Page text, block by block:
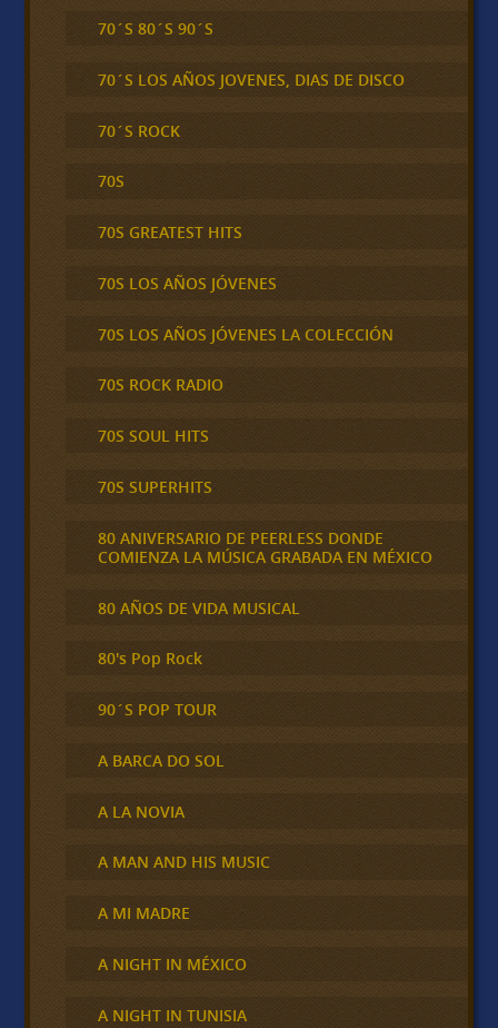
70´S 80´S 90´S
70´S LOS AÑOS JOVENES, DIAS DE DISCO
70´S ROCK
70S
70S GREATEST HITS
70S LOS AÑOS JÓVENES
70S LOS AÑOS JÓVENES LA COLECCIÓN
70S ROCK RADIO
70S SOUL HITS
70S SUPERHITS
80 ANIVERSARIO DE PEERLESS DONDE
COMIENZA LA MÚSICA GRABADA EN MÉXICO
80 AÑOS DE VIDA MUSICAL
80's Pop Rock
90´S POP TOUR
A BARCA DO SOL
A LA NOVIA
A MAN AND HIS MUSIC
A MI MADRE
A NIGHT IN MÉXICO
A NIGHT IN TUNISIA